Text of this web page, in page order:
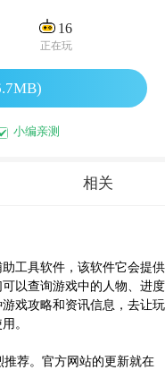
16
正在玩
小编亲测
相关
工具软件，该软件它会提供
以查询游戏中的人物、进度
戏攻略和资讯信息，去让玩
。
荐。官方网站的更新就在